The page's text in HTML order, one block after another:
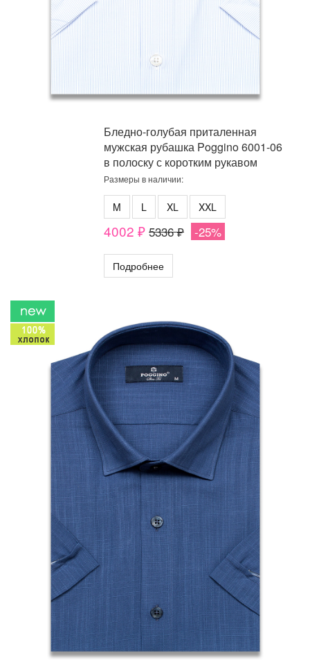
Бледно-голубая приталенная
мужская рубашка Poggino 6001-06
в полоску с коротким рукавом
Размеры в наличии:
M L XL XXL
4002 ₽ 5336 ₽ -25%
Подробнее